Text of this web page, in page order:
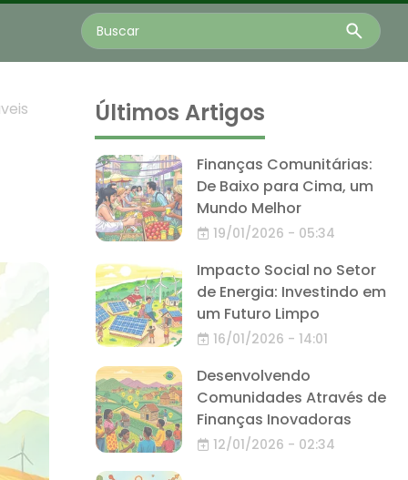
Últimos Artigos
Finanças Comunitárias:
De Baixo para Cima, um
Mundo Melhor
19/01/2026 - 05:34
Impacto Social no Setor
de Energia: Investindo em
um Futuro Limpo
16/01/2026 - 14:01
Desenvolvendo
Comunidades Através de
Finanças Inovadoras
12/01/2026 - 02:34